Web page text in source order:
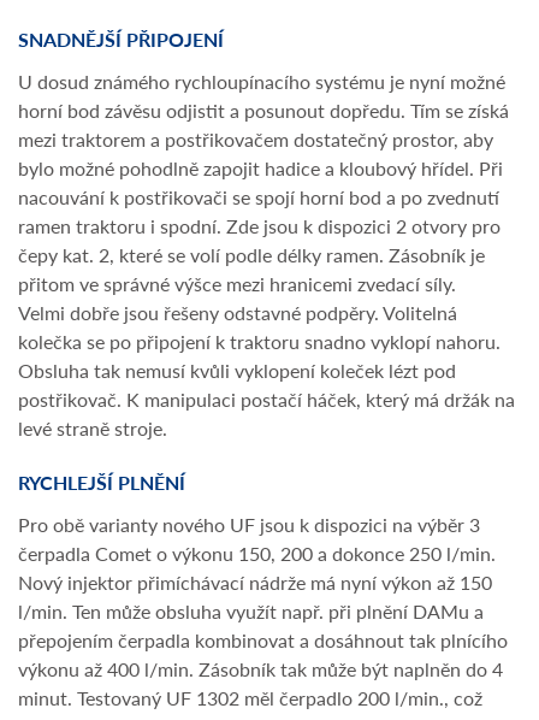
SNADNĚJŠÍ PŘIPOJENÍ
U dosud známého rychloupínacího systému je nyní možné
horní bod závěsu odjistit a posunout dopředu. Tím se získá
mezi traktorem a postřikovačem dostatečný prostor, aby
bylo možné pohodlně zapojit hadice a kloubový hřídel. Při
nacouvání k postřikovači se spojí horní bod a po zvednutí
ramen traktoru i spodní. Zde jsou k dispozici 2 otvory pro
čepy kat. 2, které se volí podle délky ramen. Zásobník je
přitom ve správné výšce mezi hranicemi zvedací síly.
Velmi dobře jsou řešeny odstavné podpěry. Volitelná
kolečka se po připojení k traktoru snadno vyklopí nahoru.
Obsluha tak nemusí kvůli vyklopení koleček lézt pod
postřikovač. K manipulaci postačí háček, který má držák na
levé straně stroje.
RYCHLEJŠÍ PLNĚNÍ
Pro obě varianty nového UF jsou k dispozici na výběr 3
čerpadla Comet o výkonu 150, 200 a dokonce 250 l/min.
Nový injektor přimíchávací nádrže má nyní výkon až 150
l/min. Ten může obsluha využít např. při plnění DAMu a
přepojením čerpadla kombinovat a dosáhnout tak plnícího
výkonu až 400 l/min. Zásobník tak může být naplněn do 4
minut. Testovaný UF 1302 měl čerpadlo 200 l/min., což